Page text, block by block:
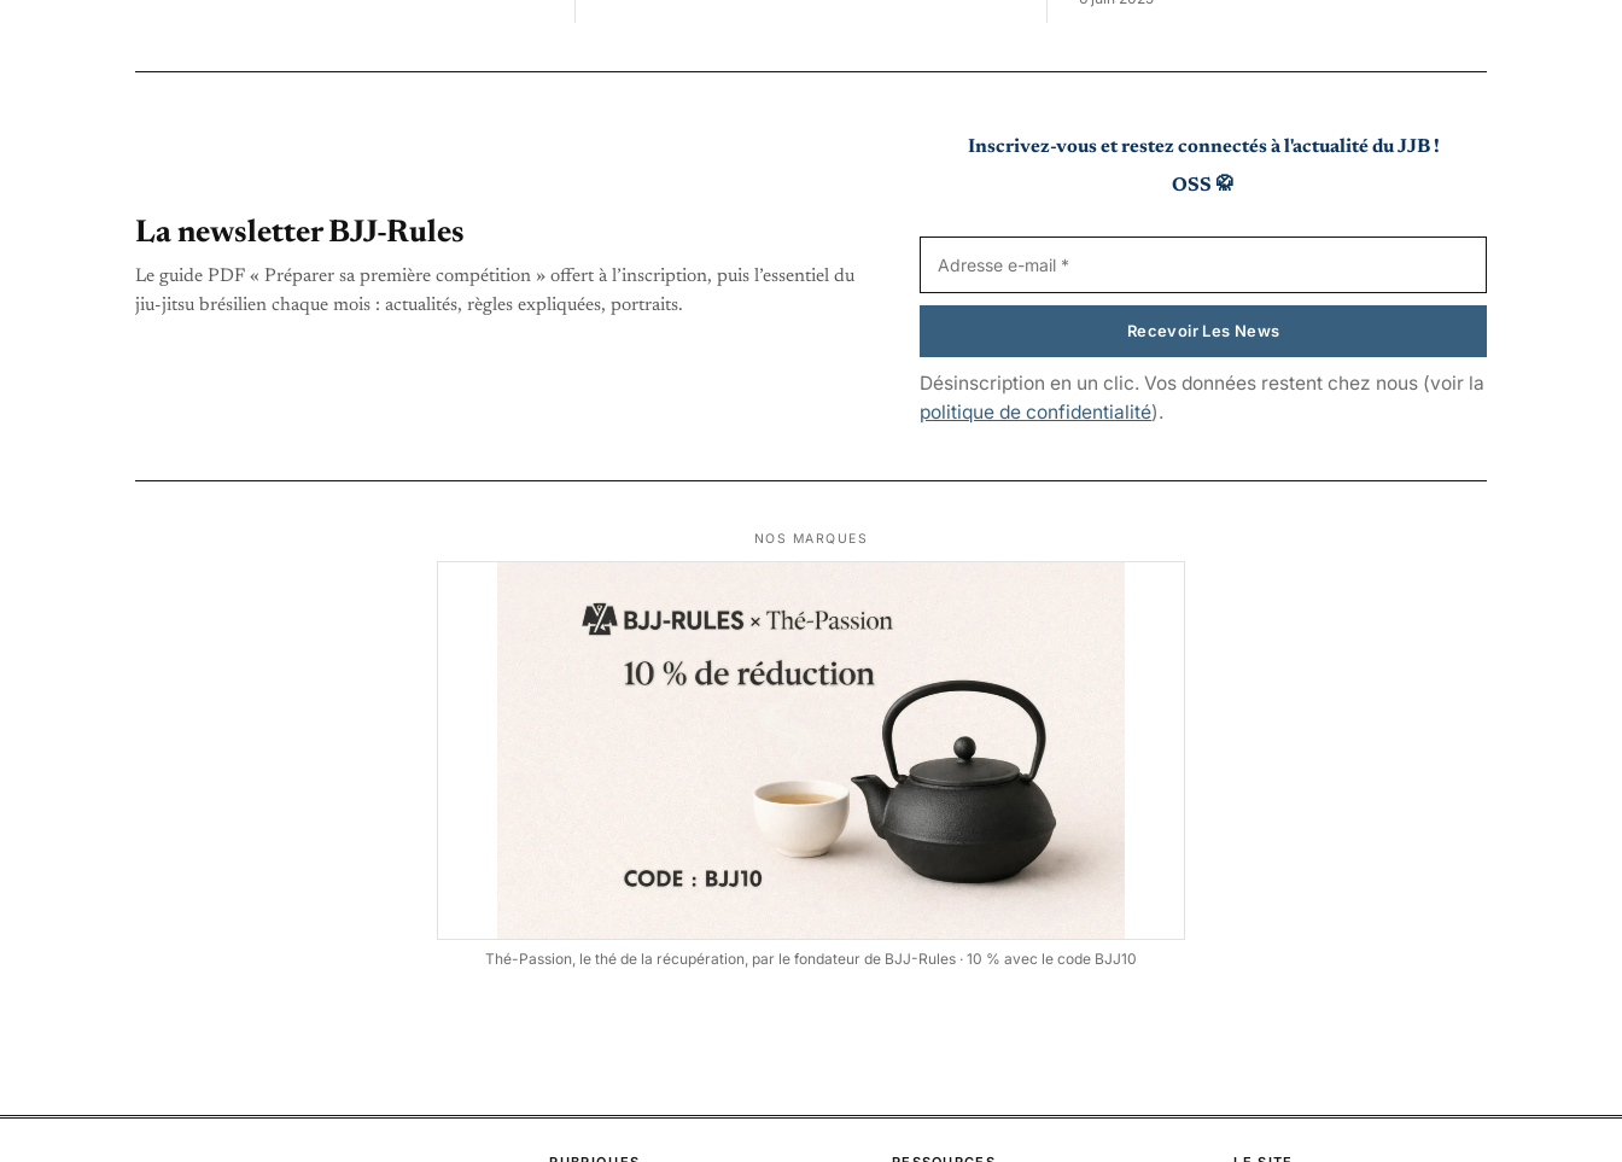
La newsletter BJJ-Rules
Le guide PDF « Préparer sa première compétition » offert à l’inscription, puis l’essentiel du
jiu-jitsu brésilien chaque mois : actualités, règles expliquées, portraits.
Inscrivez-vous et restez connectés à l'actualité du JJB !
OSS 🥋
Désinscription en un clic. Vos données restent chez nous (voir la
politique de confidentialité).
NOS MARQUES
Thé-Passion, le thé de la récupération, par le fondateur de BJJ-Rules · 10 % avec le code BJJ10